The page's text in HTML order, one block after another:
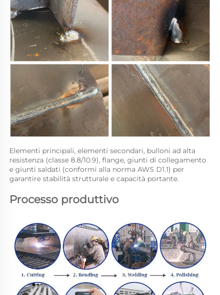
Elementi principali, elementi secondari, bulloni ad alta
resistenza (classe 8.8/10.9), flange, giunti di collegamento
e giunti saldati (conformi alla norma AWS D1.1) per
garantire stabilità strutturale e capacità portante.
Processo produttivo